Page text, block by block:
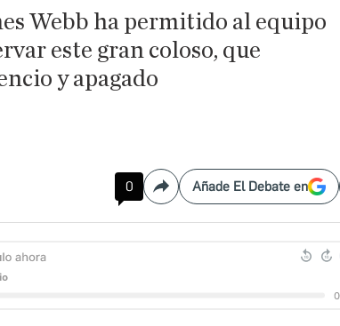
Webb ha permitido al equipo
este gran coloso, que
y apagado
0 CompartirAñade El Debate en